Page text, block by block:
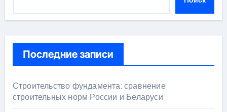
Последние записи
Строительство фундамента: сравнение
строительных норм России и Беларуси